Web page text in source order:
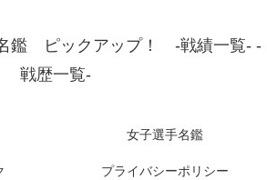
鑑 ピックアップ！ -戦績一覧- -
戦歴一覧-
女子選手名鑑
プライバシーポリシー